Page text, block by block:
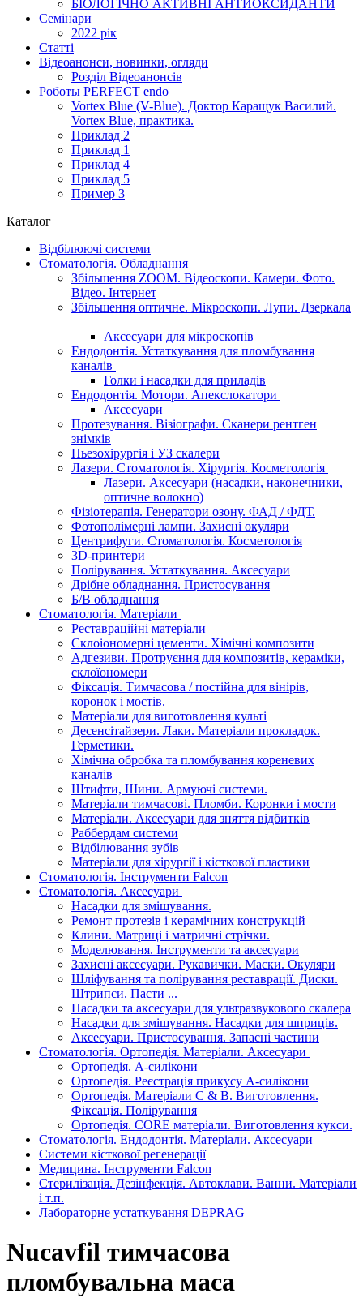
БІОЛОГІЧНО АКТИВНІ АНТИОКСИДАНТИ
Семінари
2022 рік
Статті
Відеоанонси, новинки, огляди
Розділ Відеоанонсів
Роботы PERFECT endo
Vortex Blue (V-Blue). Доктор Каращук Василий.
Vortex Blue, практика.
Приклад 2
Приклад 1
Приклад 4
Приклад 5
Пример 3
Каталог
Відбілюючі системи
Стоматологія. Обладнання
Збільшення ZOOM. Відеоскопи. Камери. Фото.
Відео. Інтернет
Збільшення оптичне. Мікроскопи. Лупи. Дзеркала
Аксесуари для мікроскопів
Ендодонтія. Устаткування для пломбування
каналів
Голки і насадки для приладів
Ендодонтія. Мотори. Апекслокатори
Аксесуари
Протезування. Візіографи. Сканери рентген
знімків
Пьезохірургія і УЗ cкалери
Лазери. Стоматологія. Хірургія. Косметологія
Лазери. Аксесуари (насадки, наконечники,
оптичне волокно)
Фізіотерапія. Генератори озону. ФАД / ФДТ.
Фотополімерні лампи. Захисні окуляри
Центрифуги. Стоматологія. Косметологія
3D-принтери
Полірування. Устаткування. Аксесуари
Дрібне обладнання. Пристосування
Б/В обладнання
Стоматологія. Матеріали
Реставраційні матеріали
Склоіономерні цементи. Хімічні композити
Адгезиви. Протруєння для композитів, кераміки,
склоїономери
Фіксація. Тимчасова / постійна для вінірів,
коронок і мостів.
Матеріали для виготовлення культі
Десенсітайзери. Лаки. Матеріали прокладок.
Герметики.
Хімічна обробка та пломбування кореневих
каналів
Штифти, Шини. Армуючі системи.
Матеріали тимчасові. Пломби. Коронки і мости
Матеріали. Аксесуари для зняття відбитків
Раббердам системи
Відбілювання зубів
Матеріали для хірургії і кісткової пластики
Стоматологія. Інструменти Falcon
Стоматологія. Аксесуари
Насадки для змішування.
Ремонт протезів і керамічних конструкцій
Клини. Матриці і матричні стрічки.
Моделювання. Інструменти та аксесуари
Захисні аксесуари. Рукавички. Маски. Окуляри
Шліфування та полірування реставрації. Диски.
Штрипси. Пасти ...
Насадки та аксесуари для ультразвукового скалера
Насадки для змішування. Насадки для шприців.
Аксесуари. Пристосування. Запасні частини
Стоматологія. Ортопедія. Матеріали. Аксесуари
Ортопедія. А-силікони
Ортопедія. Реєстрація прикусу А-силікони
Ортопедія. Матеріали C & B. Виготовлення.
Фіксація. Полірування
Ортопедія. CORE матеріали. Виготовлення кукси.
Стоматологія. Ендодонтія. Матеріали. Аксесуари
Системи кісткової регенерації
Медицина. Інструменти Falcon
Стерилізація. Дезінфекція. Автоклави. Ванни. Матеріали
і т.п.
Лабораторне устаткування DEPRAG
Nucavfil тимчасова
пломбувальна маса